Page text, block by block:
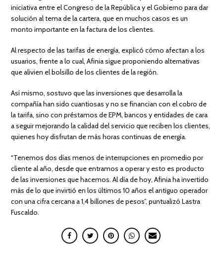
iniciativa entre el Congreso de la República y el Gobierno para dar
solución al tema de la cartera, que en muchos casos es un
monto importante en la factura de los clientes.
Al respecto de las tarifas de energía, explicó cómo afectan a los
usuarios, frente a lo cual, Afinia sigue proponiendo alternativas
que alivien el bolsillo de los clientes de la región.
Así mismo, sostuvo que las inversiones que desarrolla la
compañía han sido cuantiosas y no se financian con el cobro de
la tarifa, sino con préstamos de EPM, bancos y entidades de cara
a seguir mejorando la calidad del servicio que reciben los clientes,
quienes hoy disfrutan de más horas continuas de energía.
“Tenemos dos días menos de interrupciones en promedio por
cliente al año, desde que entramos a operar y esto es producto
de las inversiones que hacemos. Al día de hoy, Afinia ha invertido
más de lo que invirtió en los últimos 10 años el antiguo operador
con una cifra cercana a 1,4 billones de pesos”, puntualizó Lastra
Fuscaldo.